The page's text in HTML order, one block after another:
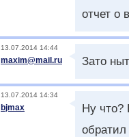
отчет о
13.07.2014 14:44
maxim@mail.ru Зато
13.07.2014 14:34
bjmax
Ну что?